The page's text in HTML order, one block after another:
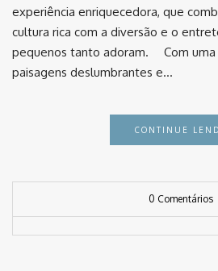
experiência enriquecedora, que
cultura rica com a diversão e o
pequenos tanto adoram. ⠀ Com
paisagens deslumbrantes e…
CONTINUE
0 Comentários